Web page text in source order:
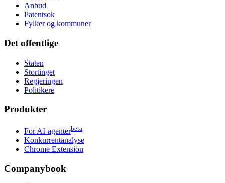
Anbud
Patentsok
Fylker og kommuner
Det offentlige
Staten
Stortinget
Regjeringen
Politikere
Produkter
For AI-agenterbeta
Konkurrentanalyse
Chrome Extension
Companybook